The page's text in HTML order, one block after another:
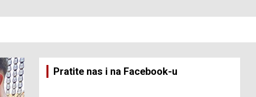
Pratite nas i na Facebook-u